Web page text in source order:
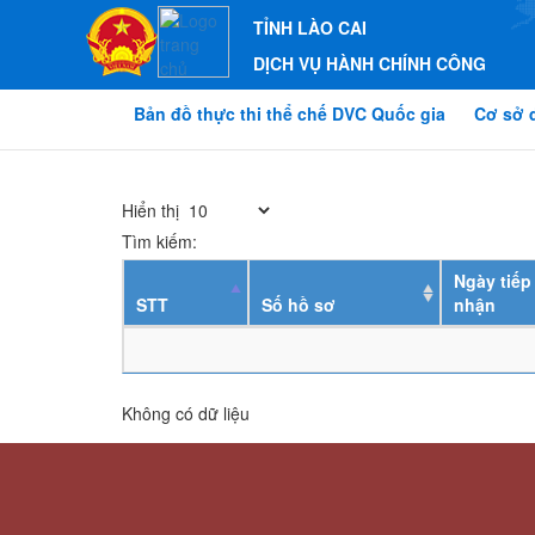
TỈNH LÀO CAI
DỊCH VỤ HÀNH CHÍNH CÔNG
Bản đồ thực thi thể chế DVC Quốc gia Cơ sở
Hiển thị
Tìm kiếm:
STT Số hồ sơ
Ngày tiếp
nhận
Không có dữ liệu